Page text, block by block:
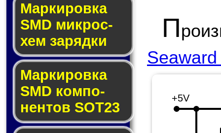
Маркировка
SMD мик­рос­
хем за­ряд­ки
Маркировка
SMD ком­по­
нен­тов SOT23
П
+5V